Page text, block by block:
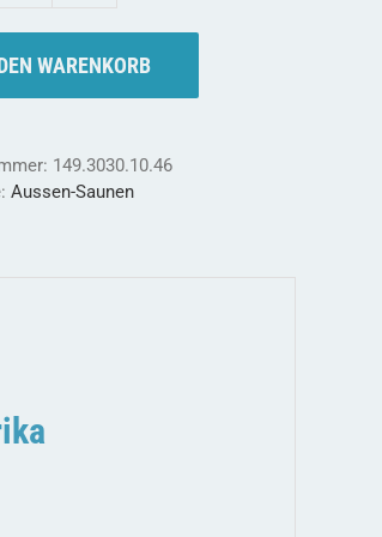
KURRIKA
-
Menge
WARENKORB
149.3030.10.46
Aussen-Saunen